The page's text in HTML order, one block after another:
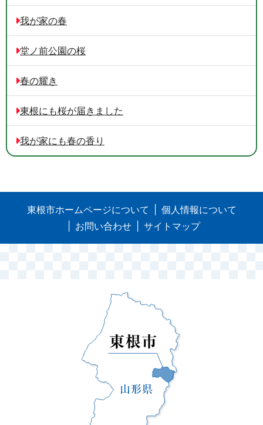
我が家の春
堂ノ前公園の桜
春の耀き
東根にも桜が届きました
我が家にも春の香り
東根市ホームページについて
個人情報について
お問い合わせ
サイトマップ